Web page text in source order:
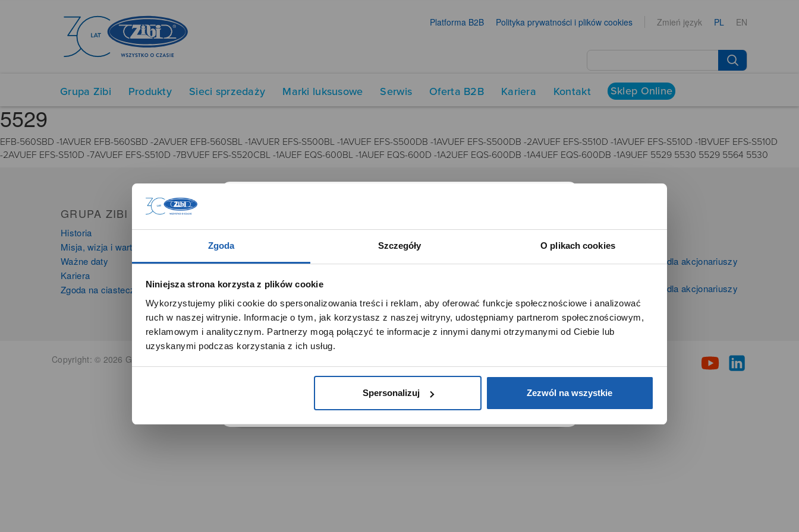
Zgoda Szczegóły O plikach cookies
Niniejsza strona korzysta z plików cookie
Wykorzystujemy pliki cookie do spersonalizowania treści i reklam, aby oferować funkcje społecznościowe i analizować
ruch w naszej witrynie. Informacje o tym, jak korzystasz z naszej witryny, udostępniamy partnerom społecznościowym,
reklamowym i analitycznym. Partnerzy mogą połączyć te informacje z innymi danymi otrzymanymi od Ciebie lub
uzyskanymi podczas korzystania z ich usług.
Spersonalizuj Zezwól na wszystkie
Platforma B2B Polityka prywatności i plików cookies Zmień język PL EN
Grupa Zibi Produkty Sieci sprzedaży Marki luksusowe Serwis Oferta B2B Kariera Kontakt Sklep Online
5529
EFB-560SBD -1AVUER EFB-560SBD -2AVUER EFB-560SBL -1AVUER EFS-S500BL -1AVUEF EFS-S500DB -1AVUEF EFS-S500DB -2AVUEF EFS-S510D -1AVUEF EFS-S510D -1BVUEF EFS-S510D
-2AVUEF EFS-S510D -7AVUEF EFS-S510D -7BVUEF EFS-S520CBL -1AUEF EQS-600BL -1AUEF EQS-600D -1A2UEF EQS-600DB -1A4UEF EQS-600DB -1A9UEF 5529 5530 5529 5564 5530
GRUPA ZIBI
Historia
Misja, wizja i wartości Grupy Zibi
Ważne daty
Kariera
Zgoda na ciasteczka
Zegarki
Instrumenty muzyczne
Kalkulatory
Oferta dla firm
Time Trend
Salony muzyczne Riff
Aktualności
Kontakt dla mediów
Informacje firmowe i dla akcjonariuszy
Informacje firmowe i dla akcjonariuszy
Grupy Zibi S.A.
Copyright: © 2026 Grupa Zibi S.A. Wszelkie prawa zastrzeżone.
SZANOWNA UŻYTKOWNICZKO
Używamy plików cookie w celach analitycznych, statystycznych i
marketingowych, w tym aby analizować ruch w tej witrynie,
optymalizować jej działanie oraz zapamiętywać Twoje preferencje.
DOWIEDZ SIĘ WIĘCEJ PRZEJDŹ DO SERWISU